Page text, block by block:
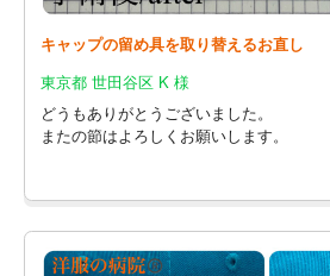
キャップの留め具を取り替えるお直し
東京都 世田谷区 K 様
どうもありがとうございました。
またの節はよろしくお願いします。